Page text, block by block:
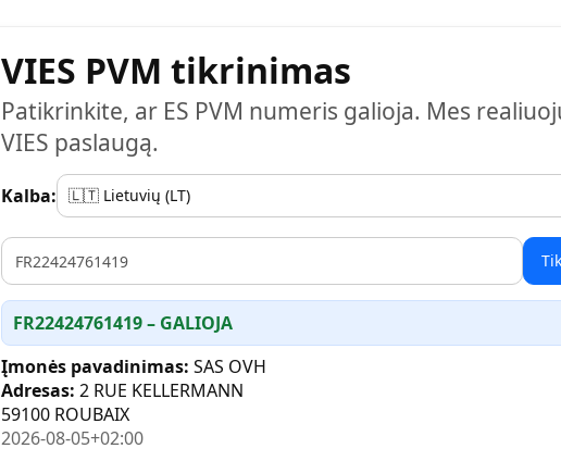
VIES PVM tikrinimas
Patikrinkite, ar ES PVM numeris galioja. Mes
VIES paslaugą.
Kalba:
VAT
FR22424761419 – GALIOJA
Įmonės pavadinimas: SAS OVH
Adresas: 2 RUE KELLERMANN
59100 ROUBAIX
2026-08-05+02:00